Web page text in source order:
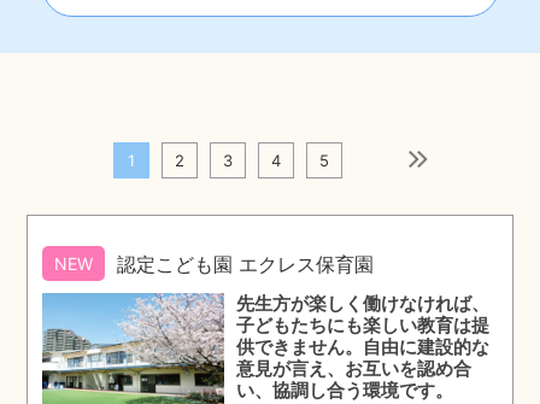
1 2 3 4 5
NEW 認定こども園 エクレス保育園
先生方が楽しく働けなければ、
子どもたちにも楽しい教育は提
供できません。自由に建設的な
意見が言え、お互いを認め合
い、協調し合う環境です。